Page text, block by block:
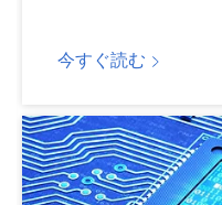
今すぐ読む